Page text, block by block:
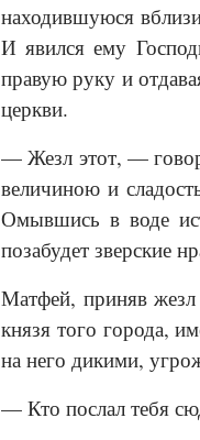
находившуюся
И явился ему
правую руку и
церкви.
— Жезл этот, —
вели­чиною и
Омывшись в воде
позабудет зверские
Матфей, приняв
князя того города,
на него дикими,
— Кто послал тебя